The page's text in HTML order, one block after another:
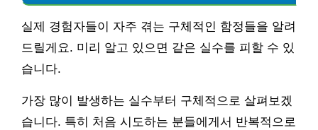
실제 경험자들이 자주 겪는 구체적인 함정들을 알려
드릴게요. 미리 알고 있으면 같은 실수를 피할 수 있
습니다.
가장 많이 발생하는 실수부터 구체적으로 살펴보겠
습니다. 특히 처음 시도하는 분들에게서 반복적으로